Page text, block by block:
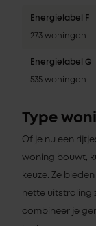
Energielabel F
273 woningen
Energielabel G
535 woningen
Type
Of je nu een
woning bouwt,
keuze. Ze
nette uitstraling
combineer je